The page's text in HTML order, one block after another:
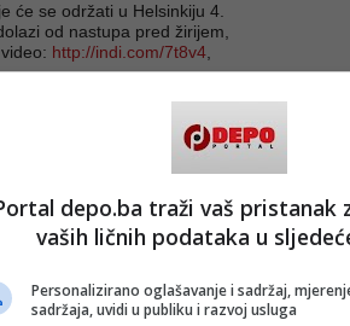
će se održati u Helsinkiju 4.
od nastupa pred žirijem,
http://indi.com/7t8v4
Bajovića
depo.ba traži vaš pristanak
vaših ličnih podataka u
Personalizirano oglašavanje i sadržaj,
sadržaja, uvidi u publiku i razvoj usluga